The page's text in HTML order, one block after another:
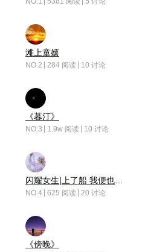
滩上童嬉
NO.2 284 阅读 10 讨论
《暮汀》
NO.3 1.9w 阅读 10 讨论
NO.4 625 阅读 20 讨论
《傍晚》